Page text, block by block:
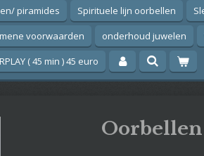
piramides Spirituele lijn oorbellen
voorwaarden onderhoud juwelen
( 45 min ) 45 euro
Oorbellen